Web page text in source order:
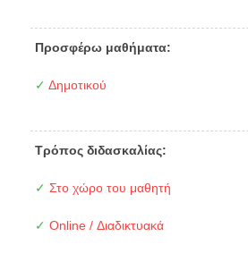
Προσφέρω μαθήματα:
✓ Δημοτικού
Τρόπος διδασκαλίας:
✓ Στο χώρο του μαθητή
✓ Online / Διαδικτυακά